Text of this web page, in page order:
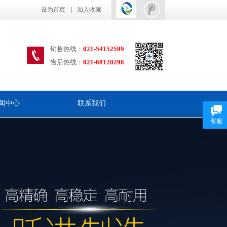
设为首页 加入收藏
销售热线： 021-54152599
售后热线 ： 021-68120298
中心 联系我们
客服